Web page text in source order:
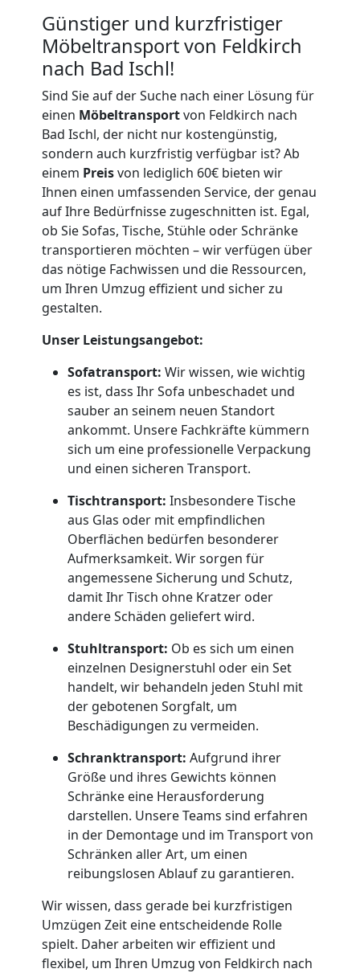
Günstiger und kurzfristiger
Möbeltransport von Feldkirch
nach Bad Ischl!
Sind Sie auf der Suche nach einer Lösung für
einen Möbeltransportvon Feldkirch nach
Bad Ischl, der nicht nur kostengünstig,
sondern auch kurzfristig verfügbar ist? Ab
einem Preisvon lediglich 60€ bieten wir
Ihnen einen umfassenden Service, der genau
auf Ihre Bedürfnisse zugeschnitten ist. Egal,
ob Sie Sofas, Tische, Stühle oder Schränke
transportieren möchten – wir verfügen über
das nötige Fachwissen und die Ressourcen,
um Ihren Umzug effizient und sicher zu
gestalten.
Unser Leistungsangebot:
Sofatransport: Wir wissen, wie wichtig
es ist, dass Ihr Sofa unbeschadet und
sauber an seinem neuen Standort
ankommt. Unsere Fachkräfte kümmern
sich um eine professionelle Verpackung
und einen sicheren Transport.
Tischtransport: Insbesondere Tische
aus Glas oder mit empfindlichen
Oberflächen bedürfen besonderer
Aufmerksamkeit. Wir sorgen für
angemessene Sicherung und Schutz,
damit Ihr Tisch ohne Kratzer oder
andere Schäden geliefert wird.
Stuhltransport: Ob es sich um einen
einzelnen Designerstuhl oder ein Set
handelt, wir behandeln jeden Stuhl mit
der gebotenen Sorgfalt, um
Beschädigungen zu vermeiden.
Schranktransport: Aufgrund ihrer
Größe und ihres Gewichts können
Schränke eine Herausforderung
darstellen. Unsere Teams sind erfahren
in der Demontage und im Transport von
Schränken aller Art, um einen
reibungslosen Ablauf zu garantieren.
Wir wissen, dass gerade bei kurzfristigen
Umzügen Zeit eine entscheidende Rolle
spielt. Daher arbeiten wir effizient und
flexibel, um Ihren Umzug von Feldkirch nach
Feldkirch
Kleiner
Umzug
Feldkirch
Küchenumzug
Feldkirch
Umzug
und
Lagerung
Feldkirch
Service-
Umzug
Feldkirch
Qualitäts-
Umzüge
Feldkirch
Vereinsumzug
Feldkirch
Anfrage